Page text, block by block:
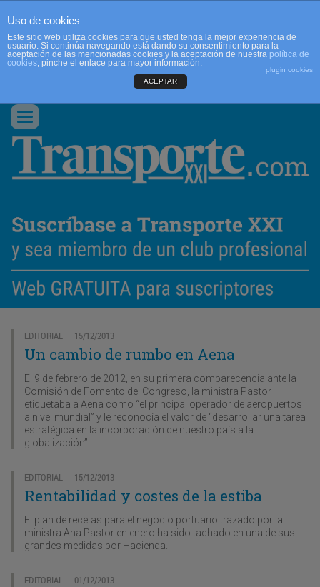
CONTACTO
Conmutar
navegación
EDITORIAL | 15/12/2013
Un cambio de rumbo en Aena
El 9 de febrero de 2012, en su primera comparecencia ante la
Comisión de Fomento del Congreso, la ministra Pastor
etiquetaba a Aena como “el principal operador de aeropuertos
a nivel mundial” y le reconocía el valor de “desarrollar una tarea
estratégica en la incorporación de nuestro país a la
globalización”.
EDITORIAL | 15/12/2013
Rentabilidad y costes de la estiba
El plan de recetas para el negocio portuario trazado por la
ministra Ana Pastor en enero ha sido tachado en una de sus
grandes medidas por Hacienda.
EDITORIAL | 01/12/2013
Uso de cookies
Este sitio web utiliza cookies para que usted tenga la mejor experiencia de
usuario. Si continúa navegando está dando su consentimiento para la
aceptación de las mencionadas cookies y la aceptación de nuestra política de
cookies, pinche el enlace para mayor información.
plugin cookies
ACEPTAR